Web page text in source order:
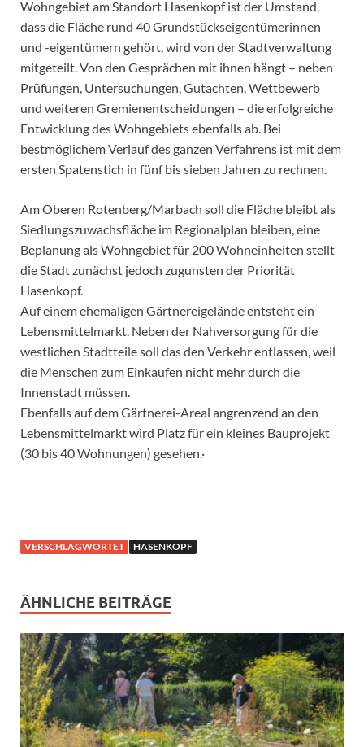
Wohngebiet am Standort Hasenkopf ist der Umstand,
dass die Fläche rund 40 Grundstückseigentümerinnen
und -eigentümern gehört, wird von der Stadtverwaltung
mitgeteilt. Von den Gesprächen mit ihnen hängt – neben
Prüfungen, Untersuchungen, Gutachten, Wettbewerb
und weiteren Gremienentscheidungen – die erfolgreiche
Entwicklung des Wohngebiets ebenfalls ab. Bei
bestmöglichem Verlauf des ganzen Verfahrens ist mit dem
ersten Spatenstich in fünf bis sieben Jahren zu rechnen.
Am Oberen Rotenberg/Marbach soll die Fläche bleibt als
Siedlungszuwachsfläche im Regionalplan bleiben, eine
Beplanung als Wohngebiet für 200 Wohneinheiten stellt
die Stadt zunächst jedoch zugunsten der Priorität
Hasenkopf.
Auf einem ehemaligen Gärtnereigelände entsteht ein
Lebensmittelmarkt. Neben der Nahversorgung für die
westlichen Stadtteile soll das den Verkehr entlassen, weil
die Menschen zum Einkaufen nicht mehr durch die
Innenstadt müssen.
Ebenfalls auf dem Gärtnerei-Areal angrenzend an den
Lebensmittelmarkt wird Platz für ein kleines Bauprojekt
(30 bis 40 Wohnungen) gesehen.·
VERSCHLAGWORTET HASENKOPF
ÄHNLICHE BEITRÄGE